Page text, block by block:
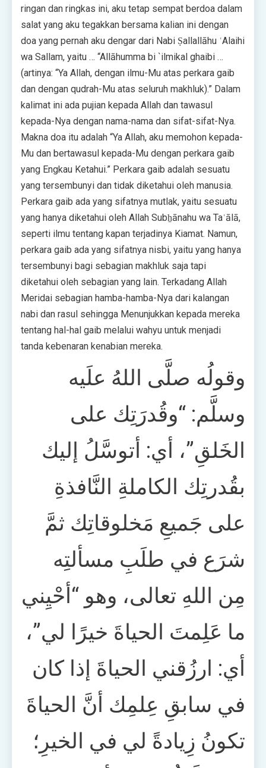
ringan dan ringkas ini, aku tetap sempat berdoa dalam
salat yang aku tegakkan bersama kalian ini dengan
doa yang pernah aku dengar dari Nabi Ṣallallāhu ʿAlaihi
wa Sallam, yaitu … “Allāhumma bi `ilmikal ghaibi …
(artinya: “Ya Allah, dengan ilmu-Mu atas perkara gaib
dan dengan qudrah-Mu atas seluruh makhluk).” Dalam
kalimat ini ada pujian kepada Allah dan tawasul
kepada-Nya dengan nama-nama dan sifat-sifat-Nya.
Makna doa itu adalah “Ya Allah, aku memohon kepada-
Mu dan bertawasul kepada-Mu dengan perkara gaib
yang Engkau Ketahui.” Perkara gaib adalah sesuatu
yang tersembunyi dan tidak diketahui oleh manusia.
Perkara gaib ada yang sifatnya mutlak, yaitu sesuatu
yang hanya diketahui oleh Allah Subẖānahu wa Taʿālā,
seperti ilmu tentang kapan terjadinya Kiamat. Namun,
perkara gaib ada yang sifatnya nisbi, yaitu yang hanya
tersembunyi bagi sebagian makhluk saja tapi
diketahui oleh sebagian yang lain. Terkadang Allah
Meridai sebagian hamba-hamba-Nya dari kalangan
nabi dan rasul sehingga Menunjukkan kepada mereka
tentang hal-hal gaib melalui wahyu untuk menjadi
tanda kebenaran kenabian mereka.
وقولُه صلَّى اللهُ علَيه
وسلَّم: “وقُدرَتِك على
الخَلقِ”، أي: أتوسَّلُ إليك
بقُدرتِك الكاملةِ النَّافذةِ
على جَميعِ مَخلوقاتِك ثمَّ
شرَع في طلَبِ مسألتِه
مِن اللهِ تعالى، وهو “أحْيِني
ما عَلِمتَ الحياةَ خيرًا لي”،
أي: ارزُقني الحياةَ إذا كان
في سابقِ عِلمِك أنَّ الحياةَ
تكونُ زِيادةً لي في الخيرِ؛